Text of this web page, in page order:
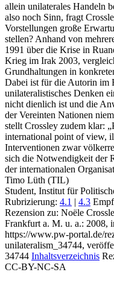
allein unilaterales Handeln
also noch Sinn, fragt
Vorstellungen große
stellen? Anhand von
1991 über die Krise in
Krieg im Irak 2003,
Grundhaltungen in
Dabei ist für die Autorin im
unilateralistisches Denken
nicht dienlich ist und die
der Vereinten Nationen
stellt Crossley zudem klar:
international point of view,
Interventionen zwar
sich die Notwendigkeit der
der internationalen
Timo Lüth (TIL)
Student, Institut für
Rubrizierung: 4.1 | 4.3
Rezension zu: Noële
Frankfurt a. M. u. a.: 2008,
https://www.pw-portal.de/
unilateralism_34744,
34744 Inhaltsverzeichnis
CC-BY-NC-SA